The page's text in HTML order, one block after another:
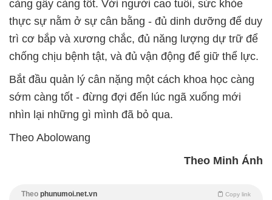
càng gầy càng tốt. Với người cao tuổi, sức khỏe
thực sự nằm ở sự cân bằng - đủ dinh dưỡng để duy
trì cơ bắp và xương chắc, đủ năng lượng dự trữ để
chống chịu bệnh tật, và đủ vận động để giữ thể lực.
Bắt đầu quản lý cân nặng một cách khoa học càng
sớm càng tốt - đừng đợi đến lúc ngã xuống mới
nhìn lại những gì mình đã bỏ qua.
Theo Abolowang
Theo Minh Ánh
Theo phunumoi.net.vn Copy link